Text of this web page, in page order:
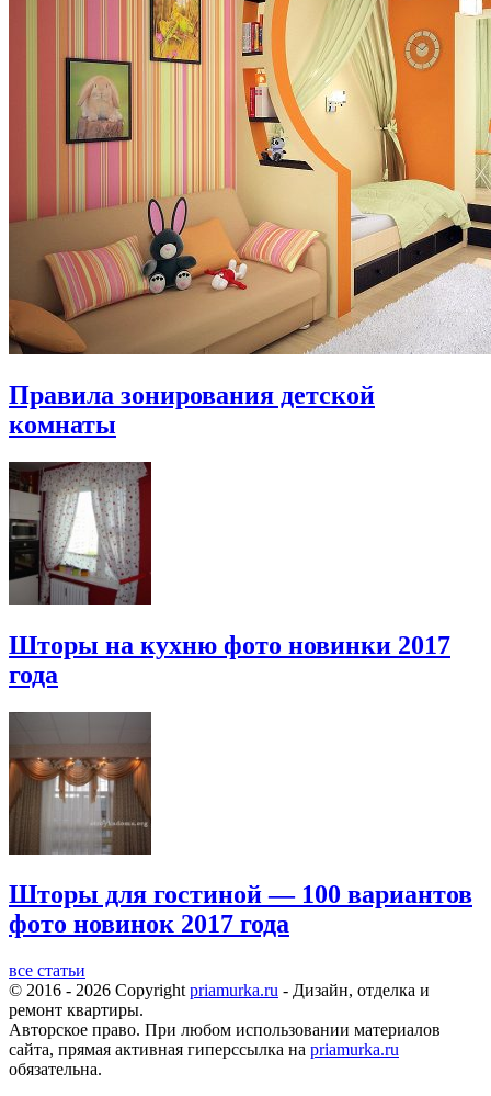
Правила зонирования детской
комнаты
Шторы на кухню фото новинки 2017
года
Шторы для гостиной — 100 вариантов
фото новинок 2017 года
все статьи
© 2016 - 2026 Copyright priamurka.ru - Дизайн, отделка и
ремонт квартиры.
Авторское право. При любом использовании материалов
сайта, прямая активная гиперссылка на priamurka.ru
обязательна.